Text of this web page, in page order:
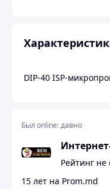
DIP-40 ISP-
Был online:давно
Рейтинг
15 лет на Prom.md